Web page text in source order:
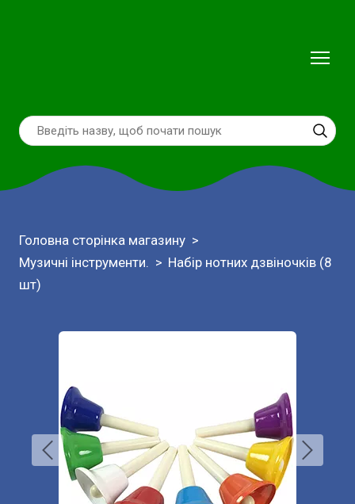
Головна сторінка магазину
Музичні інструменти.
Набір нотних дзвіночків (8
шт)